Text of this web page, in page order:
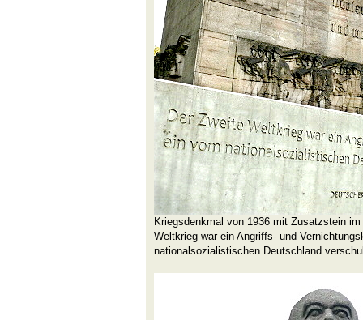
Kriegsdenkmal von 1936 mit Zusatzstein
Weltkrieg war ein Angriffs- und
nationalsozialistischen Deutschland